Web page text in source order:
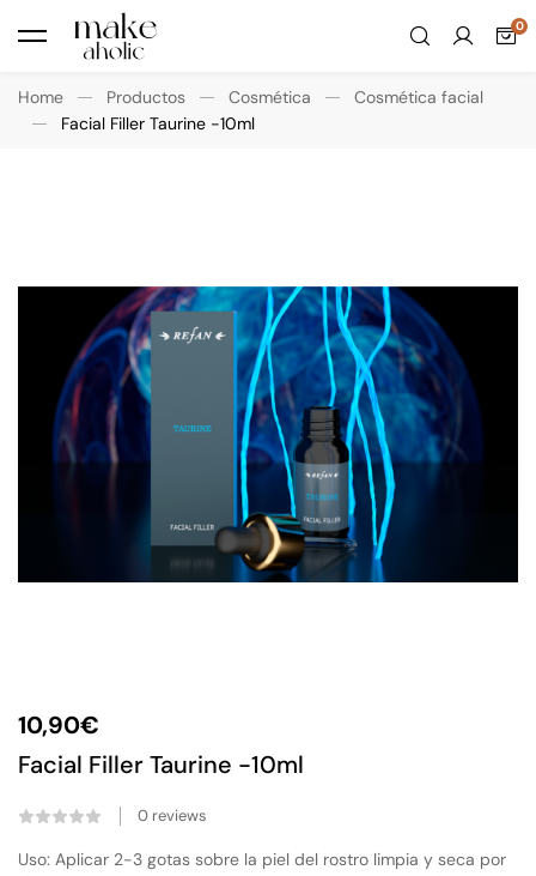
Home Productos Cosmética
Cosmética facial
Facial Filler Taurine -10ml
10,90€
Facial Filler Taurine -10ml
0 reviews
Uso: Aplicar 2-3 gotas sobre la piel del rostro limpia y seca por